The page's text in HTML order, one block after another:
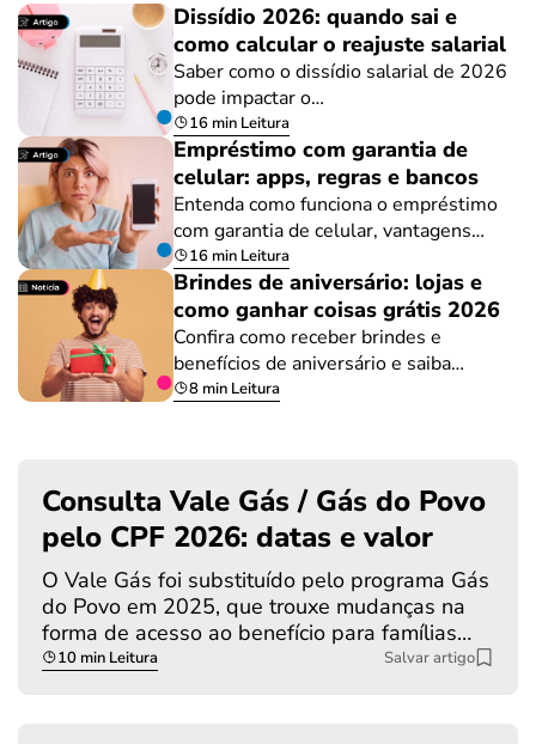
Dissídio 2026: quando sai e
como calcular o reajuste salarial
Saber como o dissídio salarial de 2026
pode impactar o…
16 min Leitura
Empréstimo com garantia de
celular: apps, regras e bancos
Entenda como funciona o empréstimo
com garantia de celular, vantagens…
16 min Leitura
Brindes de aniversário: lojas e
como ganhar coisas grátis 2026
Confira como receber brindes e
benefícios de aniversário e saiba…
8 min Leitura
Consulta Vale Gás / Gás do Povo
pelo CPF 2026: datas e valor
O Vale Gás foi substituído pelo programa Gás
do Povo em 2025, que trouxe mudanças na
forma de acesso ao benefício para famílias…
10 min Leitura Salvar artigo